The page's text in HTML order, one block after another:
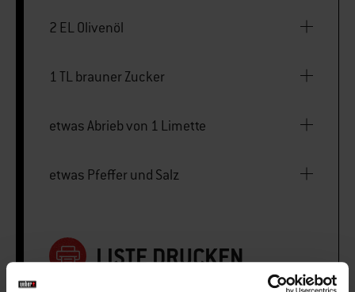
2 EL Olivenöl
1 TL brauner Zucker
etwas Abrieb von 1 Limette
etwas Pfeffer und Salz
LISTE DRUCKEN